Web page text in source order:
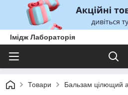
Імідж Лабораторія
Товари Бальзам цілющий